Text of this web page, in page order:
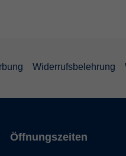
Widerrufsbelehrung
Öffnungszeiten